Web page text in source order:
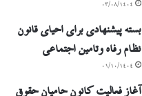
۰۳/۰۸/۱۴۰۴
بسته پیشنهادی برای احیای قانون
نظام رفاه وتامین اجتماعی
۰۱/۱۰/۱۴۰۴
آغاز فعالیت کانون حامیان حقوق